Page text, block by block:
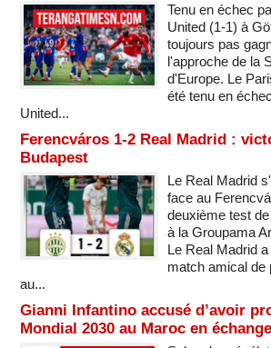
Tenu en échec
United (1-1) à
toujours pas
l'approche de la
d'Europe. Le
été tenu en
United...
Ferencváros 1-2 Real Madrid :
Budapest
Le Real Madrid
face au
deuxième test
à la Groupama
Le Real Madrid
match amical de
au...
Gianni Infantino accusé d’avoir
Mondial 2030 au Maroc en